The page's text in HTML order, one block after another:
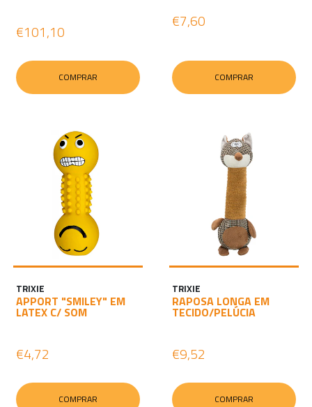
€101,10
COMPRAR
€7,60
COMPRAR
TRIXIE
APPORT "SMILEY" EM
LATEX C/ SOM
€4,72
COMPRAR
TRIXIE
RAPOSA LONGA EM
TECIDO/PELÚCIA
€9,52
COMPRAR